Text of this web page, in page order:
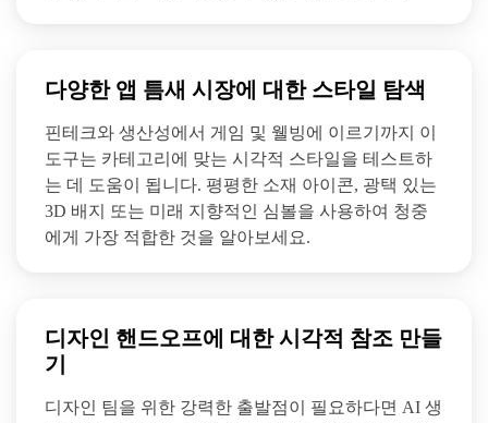
다양한 앱 틈새 시장에 대한 스타일 탐색
핀테크와 생산성에서 게임 및 웰빙에 이르기까지 이
도구는 카테고리에 맞는 시각적 스타일을 테스트하
는 데 도움이 됩니다. 평평한 소재 아이콘, 광택 있는
3D 배지 또는 미래 지향적인 심볼을 사용하여 청중
에게 가장 적합한 것을 알아보세요.
디자인 핸드오프에 대한 시각적 참조 만들
기
디자인 팀을 위한 강력한 출발점이 필요하다면 AI 생